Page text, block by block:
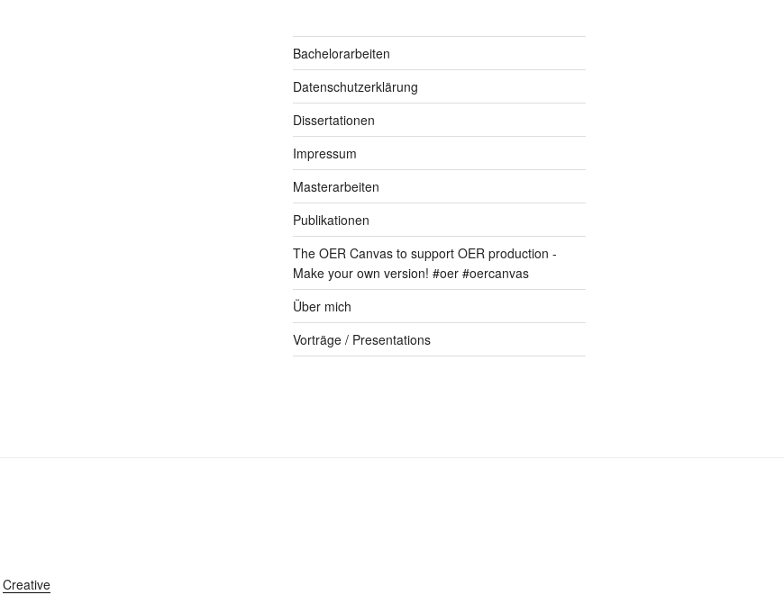
Bachelorarbeiten
Datenschutzerklärung
Dissertationen
Impressum
Masterarbeiten
Publikationen
The OER Canvas to support OER production -
Make your own version! #oer #oercanvas
Über mich
Vorträge / Presentations
Creative